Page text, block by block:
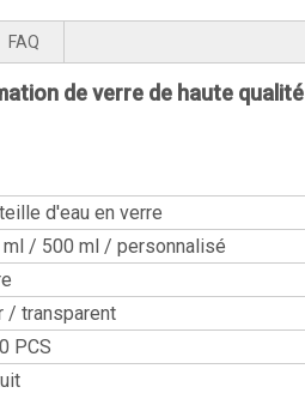
FAQ
de verre de haute
d'eau en verre
/ 500 ml / personnalisé
/ transparent
PCS